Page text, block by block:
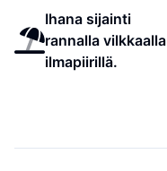
Ihana sijainti
rannalla vilkkaalla
ilmapiirillä.